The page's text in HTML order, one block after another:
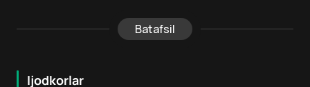
Batafsil
Ijodkorlar